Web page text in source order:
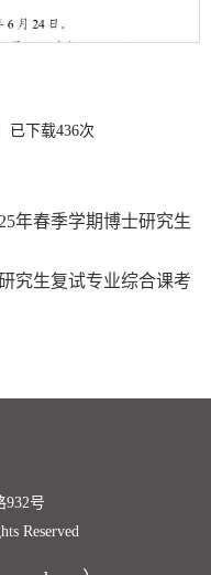
已下载436次
年春季学期博士研究生
究生复试专业综合课考
932号
Reserved